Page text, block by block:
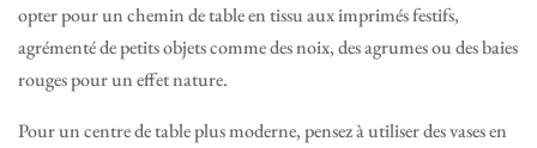
opter pour un chemin de table en tissu aux imprimés festifs,
agrémenté de petits objets comme des noix, des agrumes ou des baies
rouges pour un effet nature.
Pour un centre de table plus moderne, pensez à utiliser des vases en